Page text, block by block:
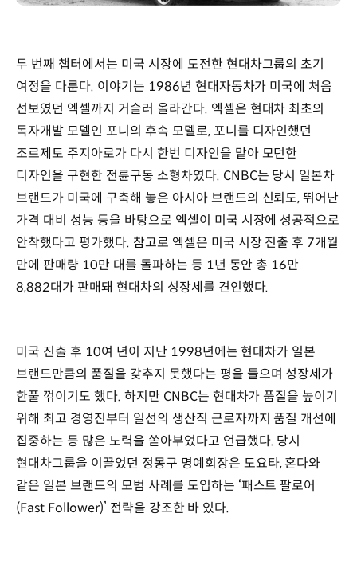
두 번째 챕터에서는 미국 시장에 도전한 현대차그룹의 초기
여정을 다룬다. 이야기는 1986년 현대자동차가 미국에 처음
선보였던 엑셀까지 거슬러 올라간다. 엑셀은 현대차 최초의
독자개발 모델인 포니의 후속 모델로, 포니를 디자인했던
조르제토 주지아로가 다시 한번 디자인을 맡아 모던한
디자인을 구현한 전륜구동 소형차였다. CNBC는 당시 일본차
브랜드가 미국에 구축해 놓은 아시아 브랜드의 신뢰도, 뛰어난
가격 대비 성능 등을 바탕으로 엑셀이 미국 시장에 성공적으로
안착했다고 평가했다. 참고로 엑셀은 미국 시장 진출 후 7개월
만에 판매량 10만 대를 돌파하는 등 1년 동안 총 16만
8,882대가 판매돼 현대차의 성장세를 견인했다.
미국 진출 후 10여 년이 지난 1998년에는 현대차가 일본
브랜드만큼의 품질을 갖추지 못했다는 평을 들으며 성장세가
한풀 꺾이기도 했다. 하지만 CNBC는 현대차가 품질을 높이기
위해 최고 경영진부터 일선의 생산직 근로자까지 품질 개선에
집중하는 등 많은 노력을 쏟아부었다고 언급했다. 당시
현대차그룹을 이끌었던 정몽구 명예회장은 도요타, 혼다와
같은 일본 브랜드의 모범 사례를 도입하는 ‘패스트 팔로어
(Fast Follower)’ 전략을 강조한 바 있다.